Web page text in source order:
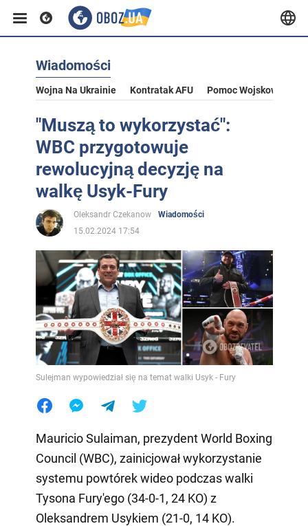
Wiadomości
Wojna Na Ukrainie Kontratak AFU Pomoc Wojskowa Dla
"Muszą to wykorzystać":
WBC przygotowuje
rewolucyjną decyzję na
walkę Usyk-Fury
Oleksandr Czekanow
Wiadomości
15.02.2024 17:54
Sulejman wypowiedział się na temat walki Usyk - Fury
Mauricio Sulaiman, prezydent World Boxing
Council (WBC), zainicjował wykorzystanie
systemu powtórek wideo podczas walki
Tysona Fury'ego (34-0-1, 24 KO) z
Oleksandrem Usykiem (21-0, 14 KO).